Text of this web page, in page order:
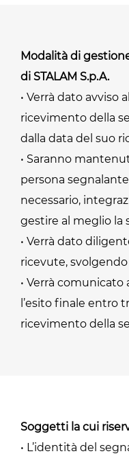
Modalità di
di STALAM S.p.A.
• Verrà dato avviso
ricevimento della
dalla data del suo
• Saranno
persona
necessario,
gestire al meglio la
• Verrà dato
ricevute,
• Verrà
l’esito finale entro
ricevimento della
Soggetti la cui
• L’identità del